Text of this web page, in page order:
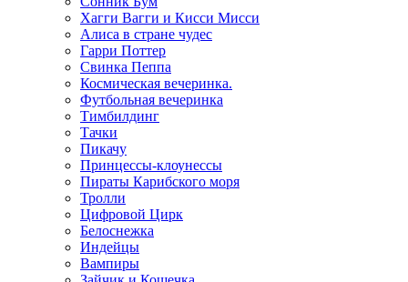
Хагги Вагги и Кисси Мисси
Алиса в стране чудес
Гарри Поттер
Свинка Пеппа
Космическая вечеринка.
Футбольная вечеринка
Тимбилдинг
Тачки
Пикачу
Принцессы-клоунессы
Пираты Карибского моря
Тролли
Цифровой Цирк
Белоснежка
Индейцы
Вампиры